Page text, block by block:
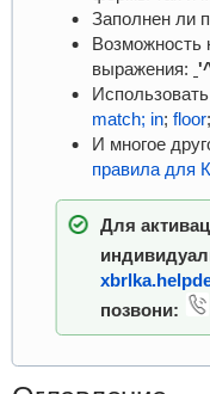
Заполнен ли
Возможность
выражения:
match; in; floor;
И многое
правила для
Для
позвони: